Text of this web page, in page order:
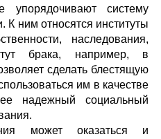
упорядочивают систему
К ним относятся институты
наследования,
брака, например, в
сделать блестящую
им в качестве
надежный социальный
может оказаться и